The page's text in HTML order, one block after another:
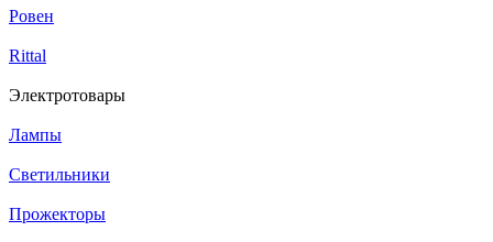
Ровен
Rittal
Электротовары
Лампы
Светильники
Прожекторы